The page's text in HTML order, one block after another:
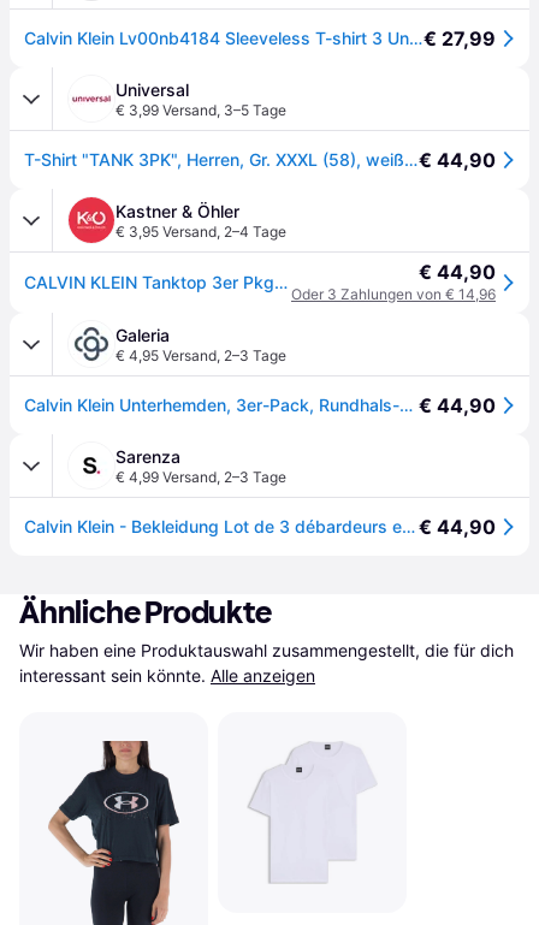
Calvin Klein Lv00nb4184 Sleeveless T-shirt 3 Units Weiß L Mann€ 27,99
Universal
€ 3,99 Versand, 3–5 Tage
T-Shirt "TANK 3PK", Herren, Gr. XXXL (58), weiß (weiß, weiß, weiß), Jersey, Obermaterial: 57% Baumwolle, 38% Polyester, 5% Elasthan, CALVIN KLEIN UNDERWEAR, unifarben, Basic, regular fit hüftlang, Rundhals, Shirts T-Shirt, mit Logo am Saum€ 44,90
Kastner & Öhler
€ 3,95 Versand, 2–4 Tage
CALVIN KLEIN Tanktop 3er Pkg. white weiss | M € 44,90
Oder 3 Zahlungen von € 14,96
Galeria
€ 4,95 Versand, 2–3 Tage
Calvin Klein Unterhemden, 3er-Pack, Rundhals-Ausschnitt, für Herren, weiß, M € 44,90
Sarenza
€ 4,99 Versand, 2–3 Tage
Calvin Klein - Bekleidung Lot de 3 débardeurs en coton LV00NB4184 - Weiß - Größe M€ 44,90
Ähnliche Produkte
Wir haben eine Produktauswahl zusammengestellt, die für dich
interessant sein könnte. Alle anzeigen